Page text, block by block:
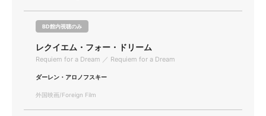
BD館内視聴のみ
レクイエム・フォー・ドリーム
Requiem for a Dream ／ Requiem for a Dream
ダーレン・アロノフスキー
外国映画/Foreign Film